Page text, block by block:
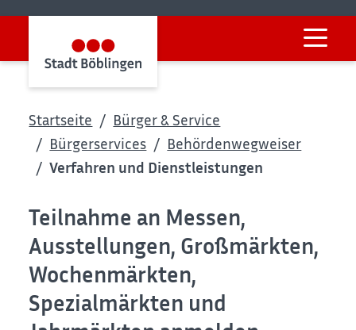
Startseite
Bürger & Service
Bürgerservices
Behördenwegweiser
Verfahren und Dienstleistungen
Teilnahme an Messen,
Ausstellungen, Großmärkten,
Wochenmärkten,
Spezialmärkten und